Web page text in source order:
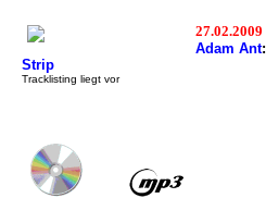
27.02.2009
Adam Ant:
Strip
Tracklisting liegt vor